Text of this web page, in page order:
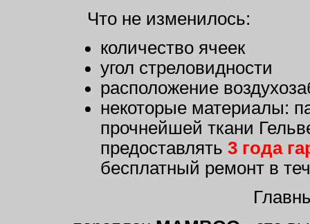
Что не изменилось:
количество ячеек
угол стреловидности
расположение
некоторые материалы:
прочнейшей ткани
предоставлять 3 года
бесплатный ремонт в